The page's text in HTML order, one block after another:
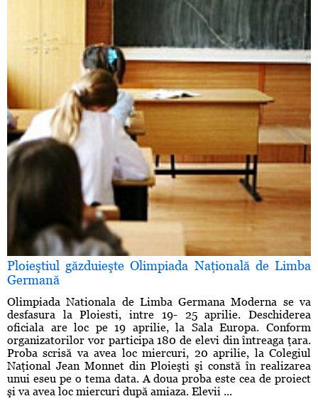
Ploieştiul găzduieşte Olimpiada Naţională de Limba
Germană
Olimpiada Nationala de Limba Germana Moderna se va
desfasura la Ploiesti, intre 19- 25 aprilie. Deschiderea
oficiala are loc pe 19 aprilie, la Sala Europa. Conform
organizatorilor vor participa 180 de elevi din întreaga ţara.
Proba scrisă va avea loc miercuri, 20 aprilie, la Colegiul
Naţional Jean Monnet din Ploieşti şi constă în realizarea
unui eseu pe o tema data. A doua proba este cea de proiect
şi va avea loc miercuri după amiaza. Elevii ...